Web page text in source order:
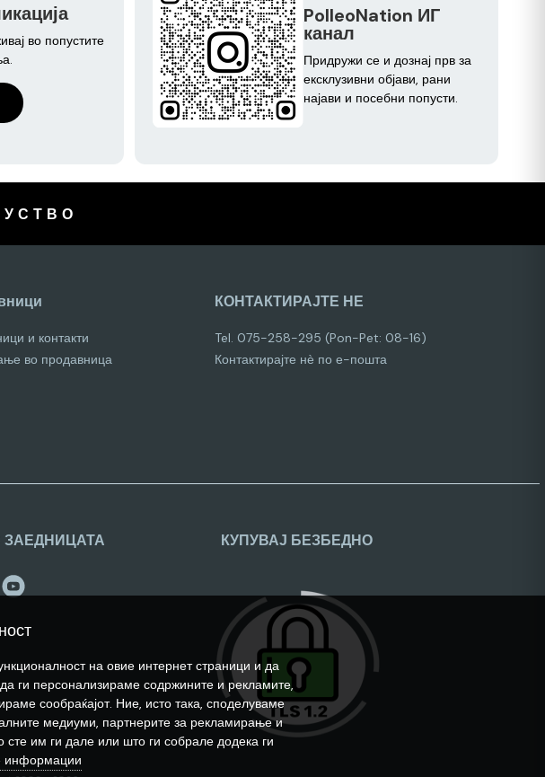
во попустите
PolleoNation ИГ
канал
Придружи се и дознај прв за
ексклузивни објави, рани
најави и посебни попусти.
и контакти
во продавница
КОНТАКТИРАЈТЕ НЕ
Tel. 075-258-295 (Pon-Pet: 08-16)
Контактирајте нѐ по е-пошта
КУПУВАЈ БЕЗБЕДНО
на овие интернет страници и да
ги персонализираме содржините и рекламите,
сообраќајот. Ние, исто така, споделуваме
медиуми, партнерите за рекламирање и
им ги дале или што ги собрале додека ги
информации